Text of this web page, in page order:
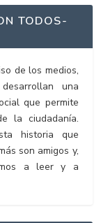
TODOS-
de los medios,
una
que permite
la ciudadanía.
historia que
son amigos y,
a leer y a